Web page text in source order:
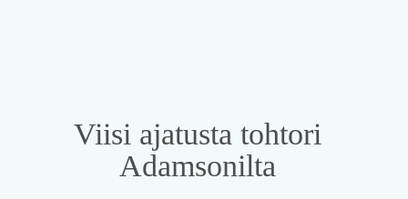
Viisi ajatusta tohtori
Adamsonilta